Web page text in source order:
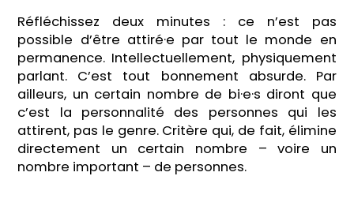
Réfléchissez deux minutes : ce n’est pas
possible d’être attiré·e par tout le monde en
permanence. Intellectuellement, physiquement
parlant. C’est tout bonnement absurde. Par
ailleurs, un certain nombre de bi·e·s diront que
c’est la personnalité des personnes qui les
attirent, pas le genre. Critère qui, de fait, élimine
directement un certain nombre – voire un
nombre important – de personnes.